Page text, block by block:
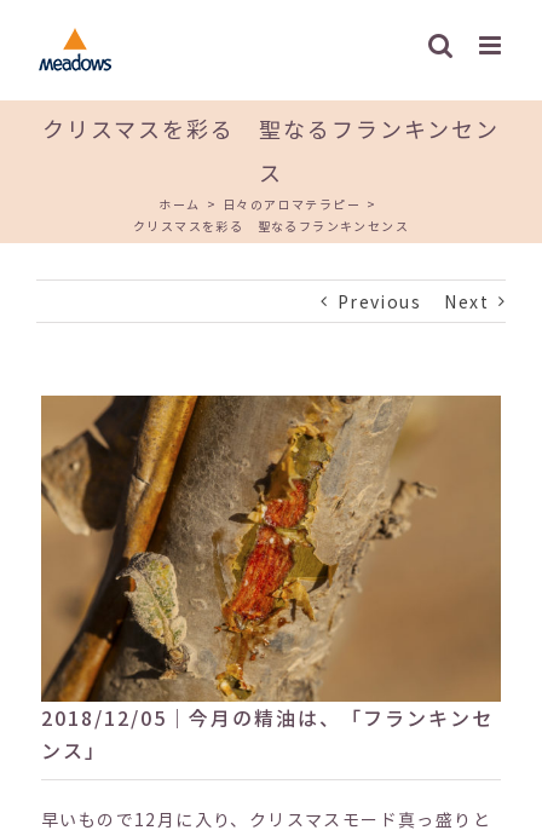
content
クリスマスを彩る 聖なるフランキンセン
ス
ホーム > 日々のアロマテラピー >
クリスマスを彩る 聖なるフランキンセンス
Previous Next
2018/12/05｜今月の精油は、「フランキンセ
ンス」
早いもので12月に入り、クリスマスモード真っ盛りと